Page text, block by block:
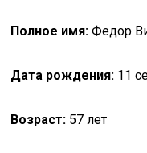
Полное имя: Федор
Дата рождения: 11
Возраст: 57 лет